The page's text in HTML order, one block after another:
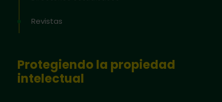
Revistas
Protegiendo la propiedad
intelectual